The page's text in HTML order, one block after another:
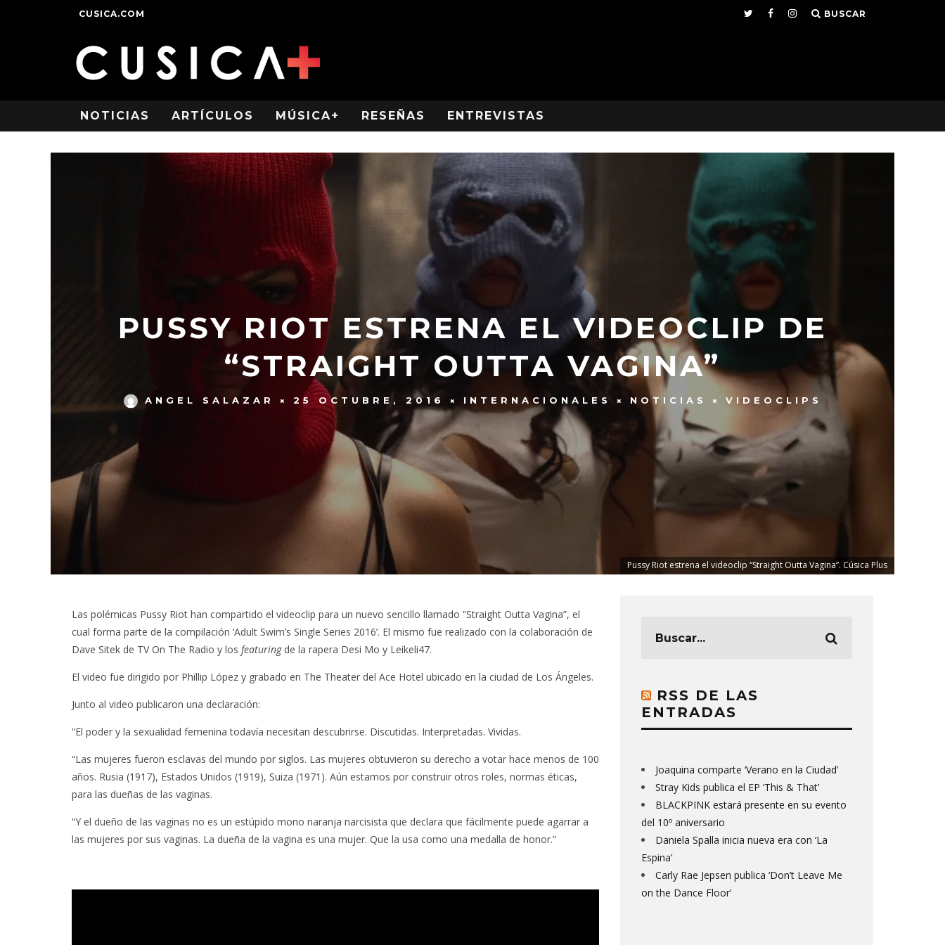
CUSICA.COM BUSCAR
NOTICIAS ARTÍCULOS MÚSICA+ RESEÑAS ENTREVISTAS
PUSSY RIOT ESTRENA EL VIDEOCLIP DE
“STRAIGHT OUTTA VAGINA”
ANGEL SALAZAR 25 OCTUBRE, 2016 INTERNACIONALES NOTICIAS VIDEOCLIPS
Pussy Riot estrena el videoclip “Straight Outta Vagina”. Cúsica Plus
Las polémicas Pussy Riot han compartido el videoclip para un nuevo sencillo llamado “Straight Outta Vagina”, el
cual forma parte de la compilación ‘Adult Swim’s Single Series 2016’. El mismo fue realizado con la colaboración de
Dave Sitek de TV On The Radio y los featuringde la rapera Desi Mo y Leikeli47.
El video fue dirigido por Phillip López y grabado en The Theater del Ace Hotel ubicado en la ciudad de Los Ángeles.
Junto al video publicaron una declaración:
“El poder y la sexualidad femenina todavía necesitan descubrirse. Discutidas. Interpretadas. Vividas.
“Las mujeres fueron esclavas del mundo por siglos. Las mujeres obtuvieron su derecho a votar hace menos de 100
años. Rusia (1917), Estados Unidos (1919), Suiza (1971). Aún estamos por construir otros roles, normas éticas,
para las dueñas de las vaginas.
“Y el dueño de las vaginas no es un estúpido mono naranja narcisista que declara que fácilmente puede agarrar a
las mujeres por sus vaginas. La dueña de la vagina es una mujer. Que la usa como una medalla de honor.”
RSS DE LAS
ENTRADAS
Joaquina comparte ‘Verano en la Ciudad’
Stray Kids publica el EP ‘This & That’
BLACKPINK estará presente en su evento
del 10º aniversario
Daniela Spalla inicia nueva era con ‘La
Espina’
Carly Rae Jepsen publica ‘Don’t Leave Me
on the Dance Floor’